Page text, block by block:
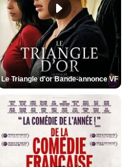
Le Triangle d'or Bande-annonce VF